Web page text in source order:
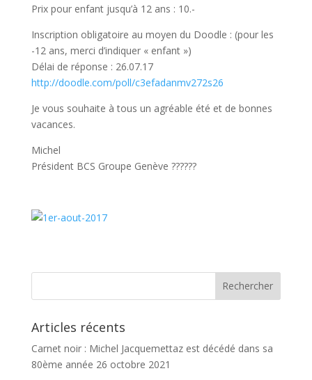
Prix pour enfant jusqu’à 12 ans : 10.-
Inscription obligatoire au moyen du Doodle : (pour les
-12 ans, merci d’indiquer « enfant »)
Délai de réponse : 26.07.17
http://doodle.com/poll/c3efadanmv272s26
Je vous souhaite à tous un agréable été et de bonnes
vacances.
Michel
Président BCS Groupe Genève ??????
Articles récents
Carnet noir : Michel Jacquemettaz est décédé dans sa
80ème année 26 octobre 2021